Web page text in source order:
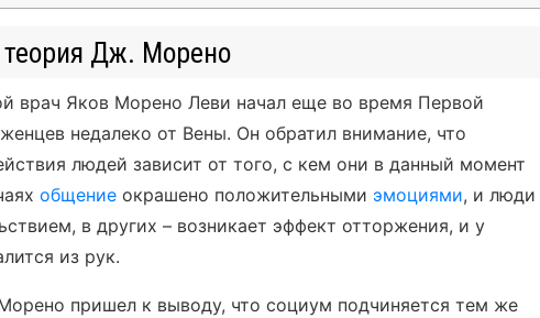
Дж. Морено
врач Яков Морено Леви начал еще во время Первой
недалеко от Вены. Он обратил внимание, что
людей зависит от того, с кем они в данный момент
общение окрашено положительными эмоциями, и люди
в других – возникает эффект отторжения, и у
из рук.
пришел к выводу, что социум подчиняется тем же